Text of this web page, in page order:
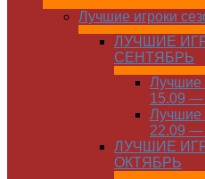
Лучшие игроки
ЛУЧШИЕ
СЕНТЯБРЬ
Лучшие
15.09 —
Лучшие
22.09 —
ЛУЧШИЕ
ОКТЯБРЬ